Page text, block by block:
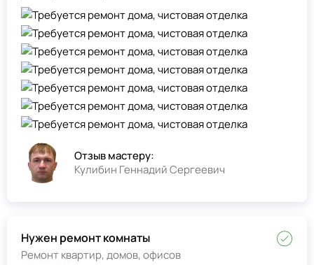
Отзыв мастеру:
Кулибин Геннадий Сергеевич
Нужен ремонт комнаты
Ремонт квартир, домов, офисов